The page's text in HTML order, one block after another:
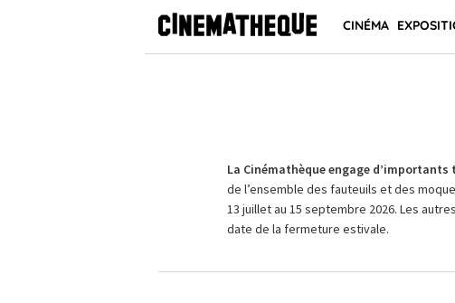
CINÉMA
La Cinémathèque engage
de l’ensemble des fauteuils et des
13 juillet au 15 septembre 2026. Les
date de la fermeture estivale.